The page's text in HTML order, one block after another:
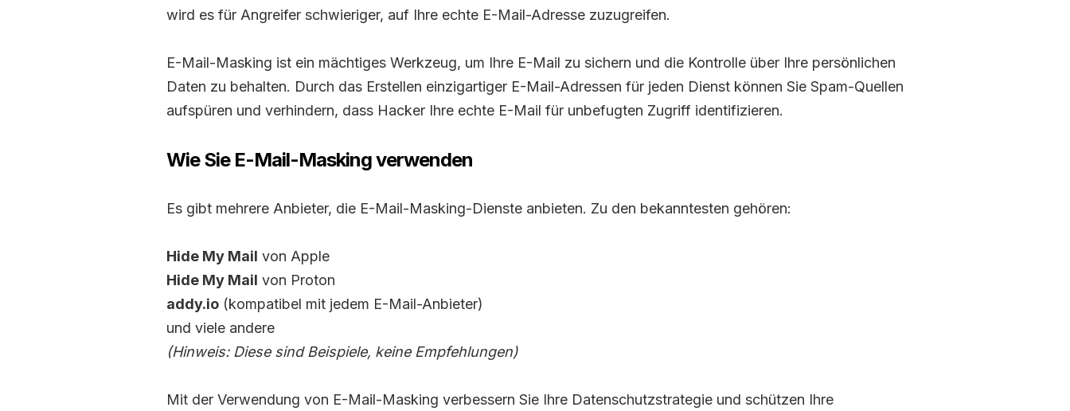
wird es für Angreifer schwieriger, auf Ihre echte E-Mail-Adresse zuzugreifen.
E-Mail-Masking ist ein mächtiges Werkzeug, um Ihre E-Mail zu sichern und die Kontrolle über Ihre persönlichen
Daten zu behalten. Durch das Erstellen einzigartiger E-Mail-Adressen für jeden Dienst können Sie Spam-Quellen
aufspüren und verhindern, dass Hacker Ihre echte E-Mail für unbefugten Zugriff identifizieren.
Wie Sie E-Mail-Masking verwenden
Es gibt mehrere Anbieter, die E-Mail-Masking-Dienste anbieten. Zu den bekanntesten gehören:
Hide My Mail von Apple
Hide My Mail von Proton
addy.io (kompatibel mit jedem E-Mail-Anbieter)
und viele andere
(Hinweis: Diese sind Beispiele, keine Empfehlungen)
Mit der Verwendung von E-Mail-Masking verbessern Sie Ihre Datenschutzstrategie und schützen Ihre